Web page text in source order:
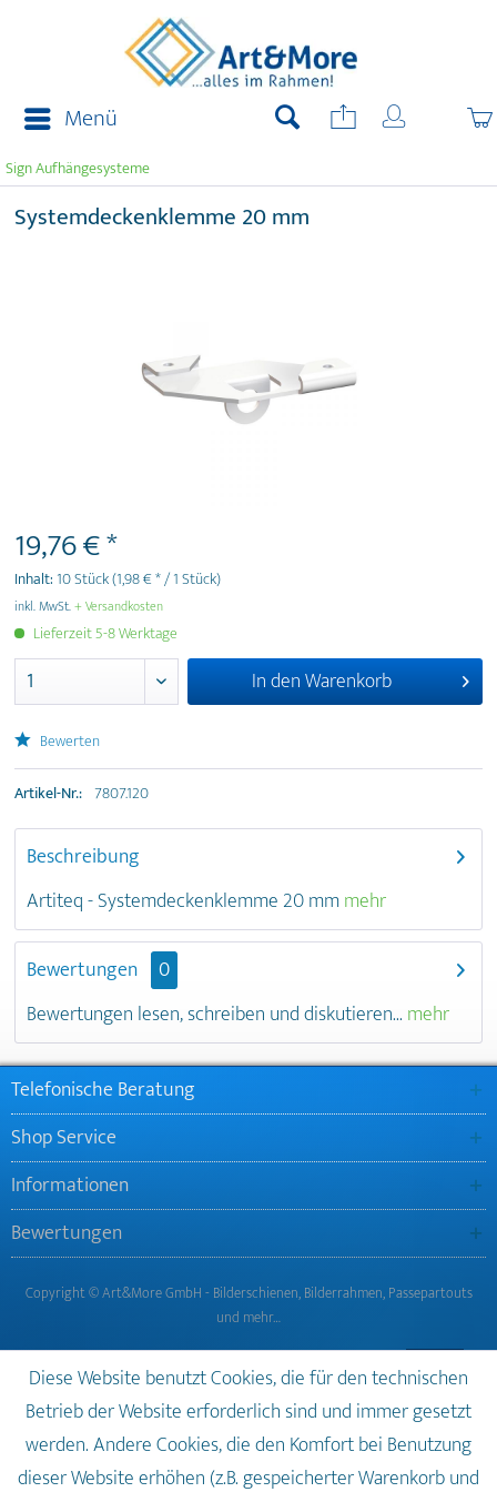
Menü
Sign Aufhängesysteme
Systemdeckenklemme 20 mm
19,76 € *
Inhalt:10 Stück(1,98 € * / 1 Stück)
inkl. MwSt.+ Versandkosten
Lieferzeit 5-8 Werktage
In denWarenkorb
Bewerten
Artikel-Nr.: 7807.120
Beschreibung
Artiteq - Systemdeckenklemme 20 mmmehr
Bewertungen
0
Bewertungen lesen, schreiben und diskutieren... mehr
Telefonische Beratung
Shop Service
Informationen
Bewertungen
Copyright © Art&More GmbH - Bilderschienen, Bilderrahmen, Passepartouts
und mehr…
Diese Website benutzt Cookies, die für den technischen
Betrieb der Website erforderlich sind und immer gesetzt
werden. Andere Cookies, die den Komfort bei Benutzung
dieser Website erhöhen (z.B. gespeicherter Warenkorb und